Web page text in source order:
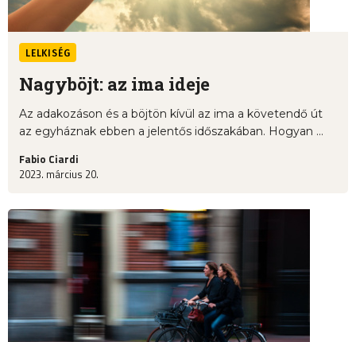
LELKISÉG
Nagyböjt: az ima ideje
Az adakozáson és a böjtön kívül az ima a követendő út
az egyháznak ebben a jelentős időszakában. Hogyan ...
Fabio Ciardi
2023. március 20.